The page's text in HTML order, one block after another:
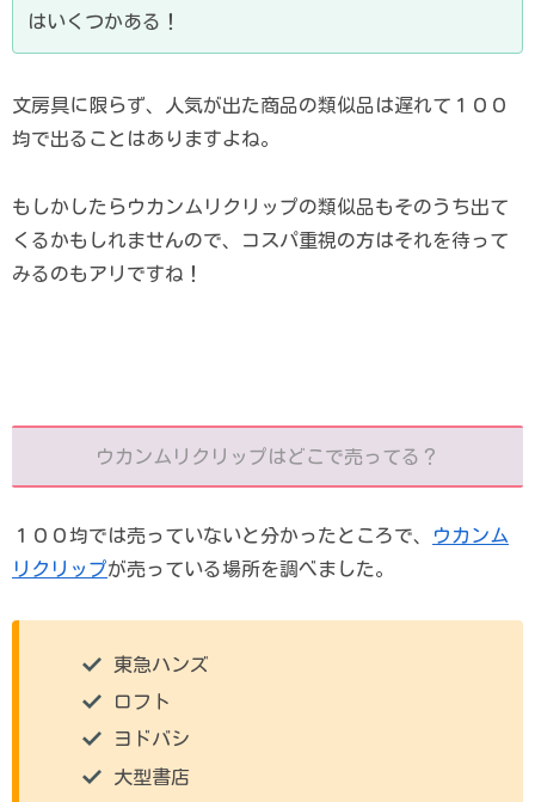
はいくつかある！
文房具に限らず、人気が出た商品の類似品は遅れて１００
均で出ることはありますよね。
もしかしたらウカンムリクリップの類似品もそのうち出て
くるかもしれませんので、コスパ重視の方はそれを待って
みるのもアリですね！
ウカンムリクリップはどこで売ってる？
１００均では売っていないと分かったところで、
ウカンム
リクリップが売っている場所を調べました。
東急ハンズ
ロフト
ヨドバシ
大型書店